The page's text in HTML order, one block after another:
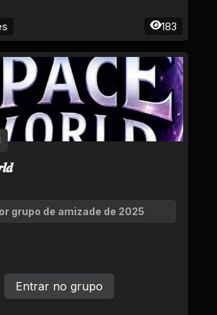
183
grupo de amizade de 2025
Entrar no grupo